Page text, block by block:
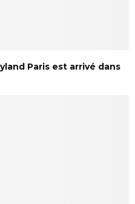
Paris est arrivé dans